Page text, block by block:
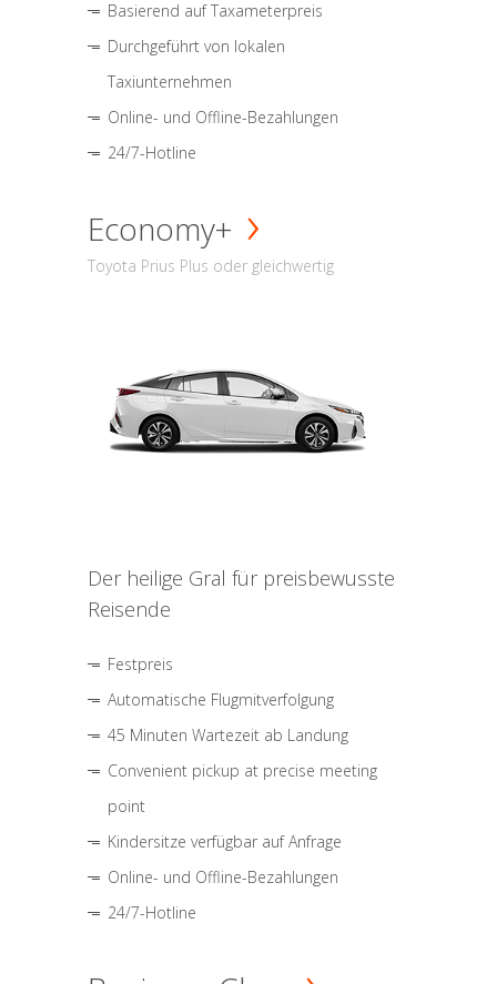
Basierend auf Taxameterpreis
Durchgeführt von lokalen
Taxiunternehmen
Online- und Offline-Bezahlungen
24/7-Hotline
Economy+
Toyota Prius Plus oder gleichwertig
Der heilige Gral für preisbewusste
Reisende
Festpreis
Automatische Flugmitverfolgung
45 Minuten Wartezeit ab Landung
Convenient pickup at precise meeting
point
Kindersitze verfügbar auf Anfrage
Online- und Offline-Bezahlungen
24/7-Hotline